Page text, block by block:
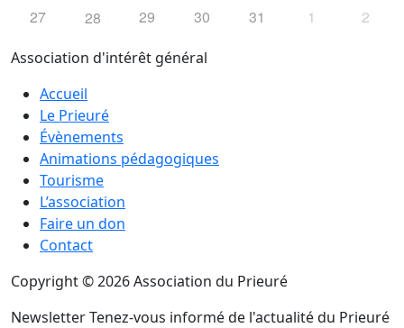
27 28 29 30 31 1 2
Association d'intérêt général
Accueil
Le Prieuré
Évènements
Animations pédagogiques
Tourisme
L’association
Faire un don
Contact
Copyright © 2026 Association du Prieuré
NewsletterTenez-vous informé de l'actualité du Prieuré